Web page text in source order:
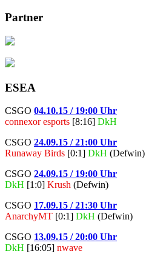
Partner
ESEA
CSGO 04.10.15 / 19:00 Uhr
connexor esports [8:16] DkH
CSGO 24.09.15 / 21:00 Uhr
Runaway Birds [0:1] DkH (Defwin)
CSGO 24.09.15 / 19:00 Uhr
DkH [1:0] Krush (Defwin)
CSGO 17.09.15 / 21:30 Uhr
AnarchyMT [0:1] DkH (Defwin)
CSGO 13.09.15 / 20:00 Uhr
DkH [16:05] nwave